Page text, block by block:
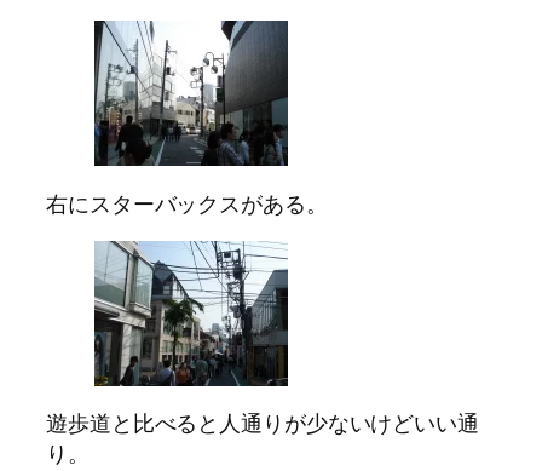
右にスターバックスがある。
遊歩道と比べると人通りが少ないけどいい通
り。